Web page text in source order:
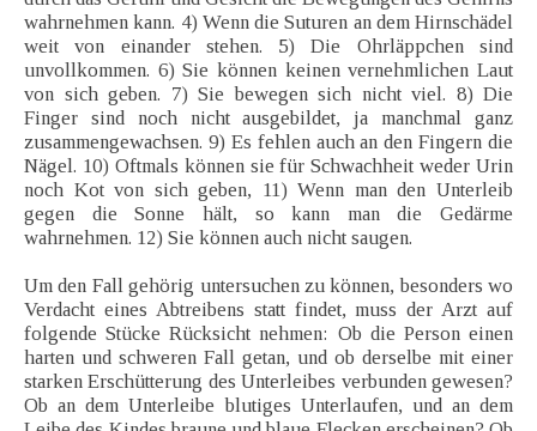
wahrnehmen kann. 4) Wenn die Suturen an dem Hirnschädel
weit von einander stehen. 5) Die Ohrläppchen sind
unvollkommen. 6) Sie können keinen vernehmlichen Laut
von sich geben. 7) Sie bewegen sich nicht viel. 8) Die
Finger sind noch nicht ausgebildet, ja manchmal ganz
zusammengewachsen. 9) Es fehlen auch an den Fingern die
Nägel. 10) Oftmals können sie für Schwachheit weder Urin
noch Kot von sich geben, 11) Wenn man den Unterleib
gegen die Sonne hält, so kann man die Gedärme
wahrnehmen. 12) Sie können auch nicht saugen.
Um den Fall gehörig untersuchen zu können, besonders wo
Verdacht eines Abtreibens statt findet, muss der Arzt auf
folgende Stücke Rücksicht nehmen: Ob die Person einen
harten und schweren Fall getan, und ob derselbe mit einer
starken Erschütterung des Unterleibes verbunden gewesen?
Ob an dem Unterleibe blutiges Unterlaufen, und an dem